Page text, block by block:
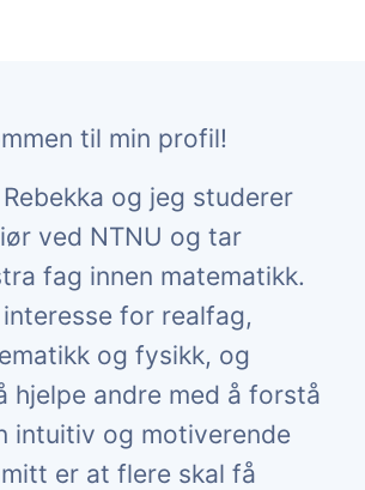
til min profil!
og jeg studerer
ved NTNU og tar
fag innen matematikk.
for realfag,
og fysikk, og
hjelpe andre med å forstå
intuitiv og motiverende
er at flere skal få